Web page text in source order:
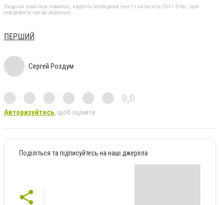
Якщо ви помітили помилку, виділіть необхідний текст і натисніть Ctrl + Enter, щоб
повідомити про це редакцію
ПЕРШИЙ
Сергей Роздум
0,0
Авторизуйтесь, щоб оцінити
Поділіться та підписуйтесь на наші джерела